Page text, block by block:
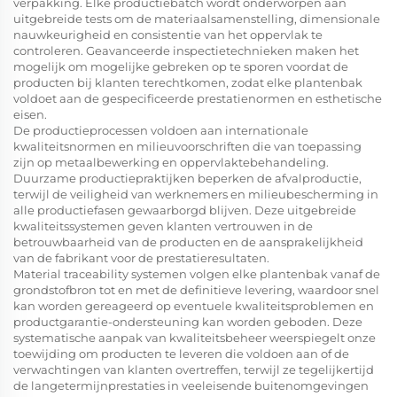
uitgebreide tests om de materiaalsamenstelling, dimensionale
nauwkeurigheid en consistentie van het oppervlak te
controleren. Geavanceerde inspectietechnieken maken het
mogelijk om mogelijke gebreken op te sporen voordat de
producten bij klanten terechtkomen, zodat elke plantenbak
voldoet aan de gespecificeerde prestatienormen en esthetische
eisen.
De productieprocessen voldoen aan internationale
kwaliteitsnormen en milieuvoorschriften die van toepassing
zijn op metaalbewerking en oppervlaktebehandeling.
Duurzame productiepraktijken beperken de afvalproductie,
terwijl de veiligheid van werknemers en milieubescherming in
alle productiefasen gewaarborgd blijven. Deze uitgebreide
kwaliteitssystemen geven klanten vertrouwen in de
betrouwbaarheid van de producten en de aansprakelijkheid
van de fabrikant voor de prestatieresultaten.
Material traceability systemen volgen elke plantenbak vanaf de
grondstofbron tot en met de definitieve levering, waardoor snel
kan worden gereageerd op eventuele kwaliteitsproblemen en
productgarantie-ondersteuning kan worden geboden. Deze
systematische aanpak van kwaliteitsbeheer weerspiegelt onze
toewijding om producten te leveren die voldoen aan of de
verwachtingen van klanten overtreffen, terwijl ze tegelijkertijd
de langetermijnprestaties in veeleisende buitenomgevingen